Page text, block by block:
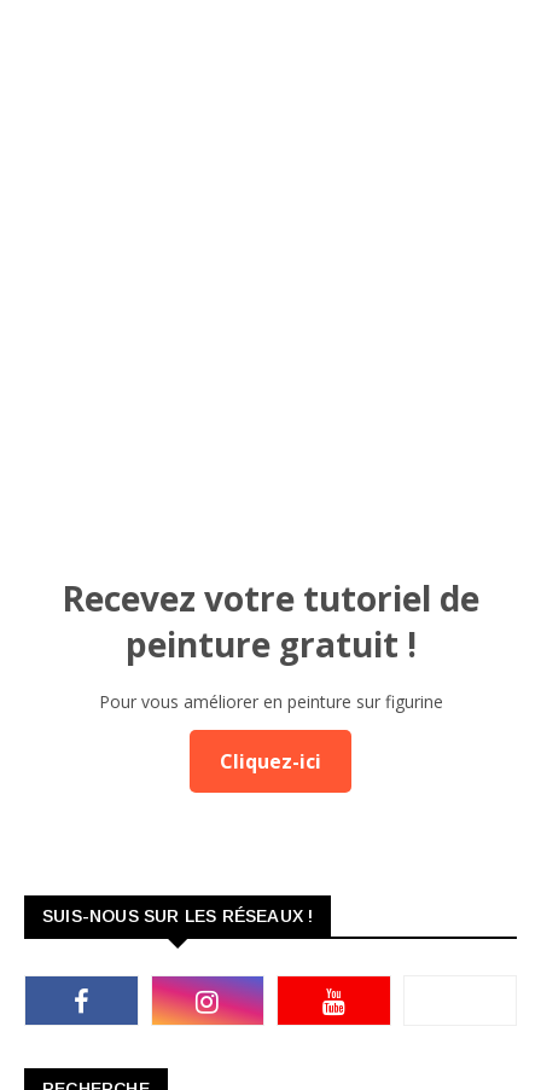
Recevez votre tutoriel de
peinture gratuit !
Pour vous améliorer en peinture sur figurine
Cliquez-ici
SUIS-NOUS SUR LES RÉSEAUX !